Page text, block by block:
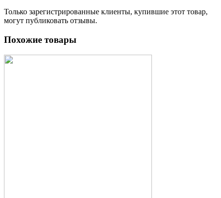
Только зарегистрированные клиенты, купившие этот товар,
могут публиковать отзывы.
Похожие товары